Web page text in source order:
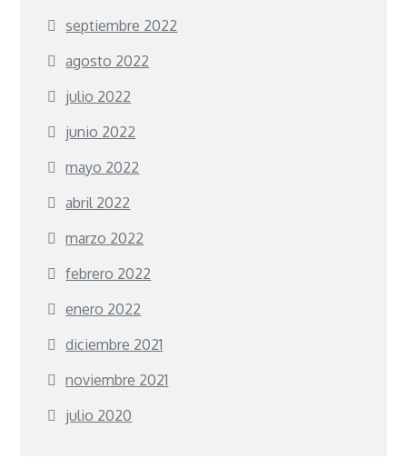
septiembre 2022
agosto 2022
julio 2022
junio 2022
mayo 2022
abril 2022
marzo 2022
febrero 2022
enero 2022
diciembre 2021
noviembre 2021
julio 2020